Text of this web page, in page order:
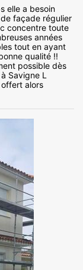
elle a besoin
façade régulier
concentre toute
années
tout en ayant
qualité !!
possible dès
Savigne L
alors